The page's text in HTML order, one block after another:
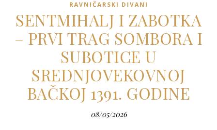
RAVNIČARSKI DIVANI
SENTMIHALJ I ZABOTKA
– PRVI TRAG SOMBORA I
SUBOTICE U
SREDNJOVEKOVNOJ
BAČKOJ 1391. GODINE
08/05/2026